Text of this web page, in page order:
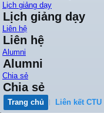
Lịch giảng dạy
Lịch giảng dạy
Liên hệ
Liên hệ
Alumni
Alumni
Chia sẻ
Chia sẻ
Trang chủ Liên kết CTU